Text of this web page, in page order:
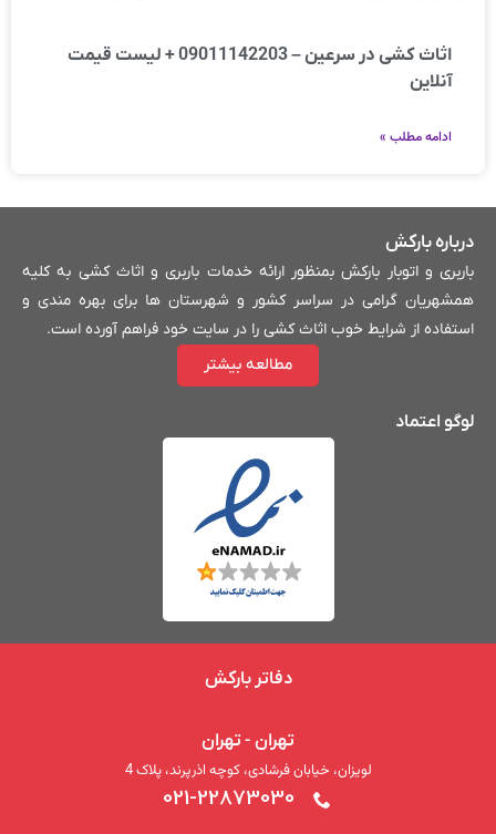
اثاث کشی در سرعین – 09011142203 + لیست قیمت
آنلاین
ادامه مطلب »
درباره بارکش
باربری و اتوبار بارکش بمنظور ارائه خدمات باربری و اثاث کشی به کلیه
همشهریان گرامی در سراسر کشور و شهرستان ها برای بهره مندی و
استفاده از شرایط خوب اثاث کشی را در سایت خود فراهم آورده است.
مطالعه بیشتر
لوگو اعتماد
دفاتر بارکش
تهران - تهران
لویزان، خیابان فرشادی، کوچه اذرپرند، پلاک 4
021-22873030